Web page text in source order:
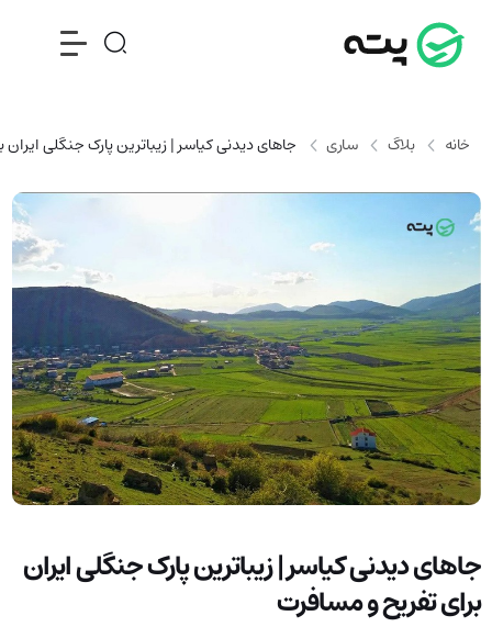
خانه بلاگ ساری جاهای دیدنی کیاسر | زیباترین پارک جنگلی
جاهای دیدنی کیاسر | زیباترین پارک جنگلی ایران
برای تفریح و مسافرت